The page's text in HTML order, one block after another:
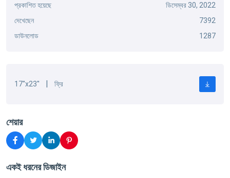
প্রকাশিত হয়েছে
ডিসেম্বর 30, 2022
দেখেছেন
7392
ডাউনলোড
1287
17''x23'' ফ্রি
শেয়ার
একই ধরনের ডিজাইন